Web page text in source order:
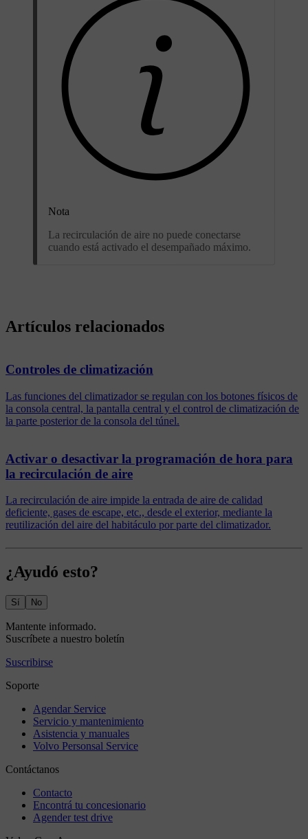
Nota
La recirculación de aire no puede conectarse
cuando está activado el desempañado máximo.
Artículos relacionados
Controles de climatización
Las funciones del climatizador se regulan con los botones físicos de
la consola central, la pantalla central y el control de climatización de
la parte posterior de la consola del túnel.
Activar o desactivar la programación de hora para
la recirculación de aire
La recirculación de aire impide la entrada de aire de calidad
deficiente, gases de escape, etc., desde el exterior, mediante la
reutilización del aire del habitáculo por parte del climatizador.
¿Ayudó esto?
Sí No